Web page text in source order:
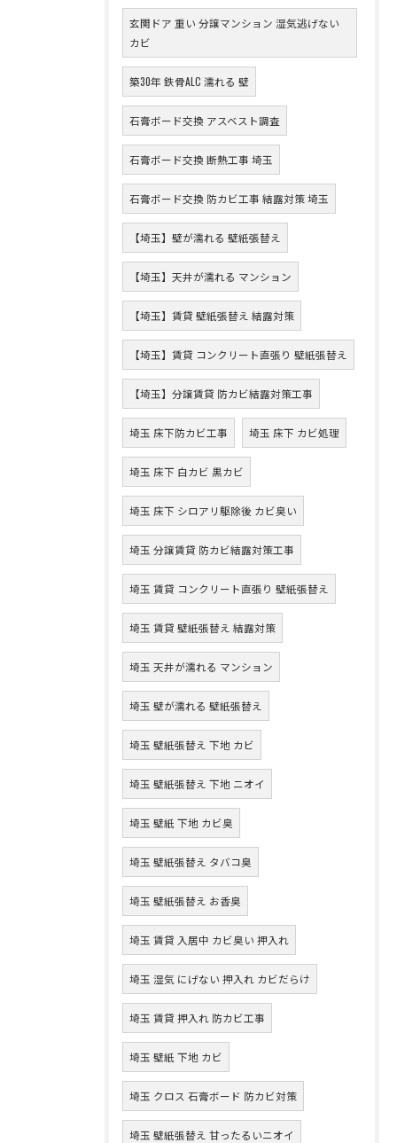
玄関ドア 重い 分譲マンション 湿気逃げない
カビ
築30年 鉄骨ALC 濡れる 壁
石膏ボード交換 アスベスト調査
石膏ボード交換 断熱工事 埼玉
石膏ボード交換 防カビ工事 結露対策 埼玉
【埼玉】壁が濡れる 壁紙張替え
【埼玉】天井が濡れる マンション
【埼玉】賃貸 壁紙張替え 結露対策
【埼玉】賃貸 コンクリート直張り 壁紙張替え
【埼玉】分譲賃貸 防カビ結露対策工事
埼玉 床下防カビ工事 埼玉 床下 カビ処理
埼玉 床下 白カビ 黒カビ
埼玉 床下 シロアリ駆除後 カビ臭い
埼玉 分譲賃貸 防カビ結露対策工事
埼玉 賃貸 コンクリート直張り 壁紙張替え
埼玉 賃貸 壁紙張替え 結露対策
埼玉 天井が濡れる マンション
埼玉 壁が濡れる 壁紙張替え
埼玉 壁紙張替え 下地 カビ
埼玉 壁紙張替え 下地 ニオイ
埼玉 壁紙 下地 カビ臭
埼玉 壁紙張替え タバコ臭
埼玉 壁紙張替え お香臭
埼玉 賃貸 入居中 カビ臭い 押入れ
埼玉 湿気 にげない 押入れ カビだらけ
埼玉 賃貸 押入れ 防カビ工事
埼玉 壁紙 下地 カビ
埼玉 クロス 石膏ボード 防カビ対策
埼玉 壁紙張替え 甘ったるいニオイ